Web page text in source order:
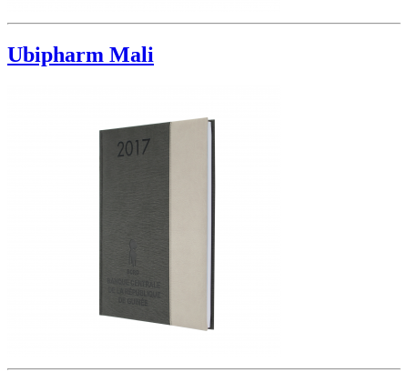
Ubipharm Mali